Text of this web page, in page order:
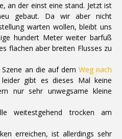
an der einst eine stand. Jetzt ist
gebaut. Da wir aber nicht
warten wollen, bleibt uns
hundert Meter weiter barfuß
flachen aber breiten Flusses zu
an die auf dem Weg nach
gibt es dieses Mal keine
nur sehr unwegsame kleine
weitestgehend trocken am
erreichen, ist allerdings sehr